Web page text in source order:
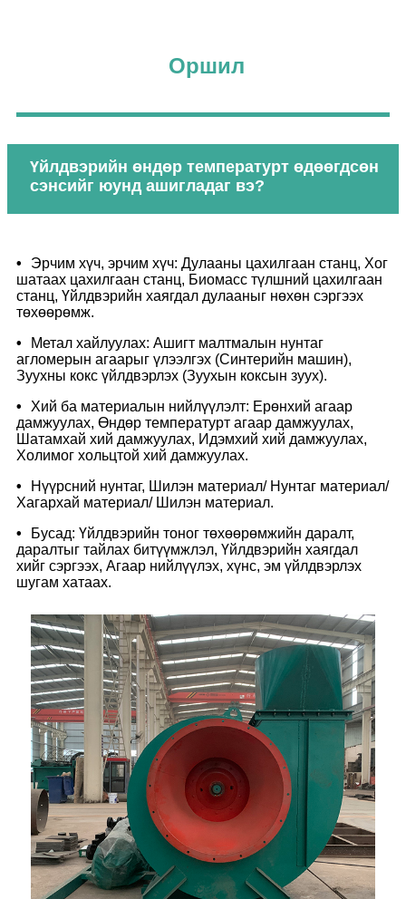
Оршил
Үйлдвэрийн өндөр температурт өдөөгдсөн
сэнсийг юунд ашигладаг вэ?
•
Эрчим хүч, эрчим хүч: Дулааны цахилгаан станц, Хог
шатаах цахилгаан станц, Биомасс түлшний цахилгаан
станц, Үйлдвэрийн хаягдал дулааныг нөхөн сэргээх
төхөөрөмж.
•
Метал хайлуулах: Ашигт малтмалын нунтаг
агломерын агаарыг үлээлгэх (Синтерийн машин),
Зуухны кокс үйлдвэрлэх (Зуухын коксын зуух).
•
Хий ба материалын нийлүүлэлт: Ерөнхий агаар
дамжуулах, Өндөр температурт агаар дамжуулах,
Шатамхай хий дамжуулах, Идэмхий хий дамжуулах,
Холимог хольцтой хий дамжуулах.
•
Нүүрсний нунтаг, Шилэн материал/ Нунтаг материал/
Хагархай материал/ Шилэн материал.
•
Бусад: Үйлдвэрийн тоног төхөөрөмжийн даралт,
даралтыг тайлах битүүмжлэл, Үйлдвэрийн хаягдал
хийг сэргээх, Агаар нийлүүлэх, хүнс, эм үйлдвэрлэх
шугам хатаах.